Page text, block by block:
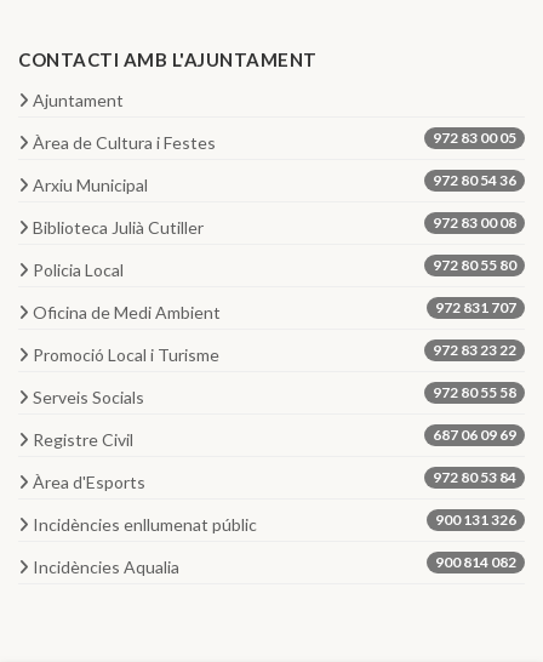
CONTACTI AMB L'AJUNTAMENT
Ajuntament
Àrea de Cultura i Festes 972 83 00 05
Arxiu Municipal 972 80 54 36
Biblioteca Julià Cutiller 972 83 00 08
Policia Local 972 80 55 80
Oficina de Medi Ambient 972 831 707
Promoció Local i Turisme 972 83 23 22
Serveis Socials 972 80 55 58
Registre Civil 687 06 09 69
Àrea d'Esports 972 80 53 84
Incidències enllumenat públic 900 131 326
Incidències Aqualia 900 814 082